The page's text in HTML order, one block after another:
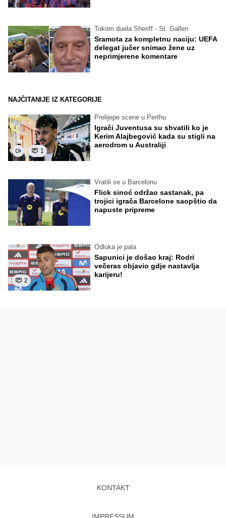
Tokom duela Sheriff - St. Gallen
Sramota za kompletnu naciju: UEFA
delegat jučer snimao žene uz
neprimjerene komentare
NAJČITANIJE IZ KATEGORIJE
1
Prelijepe scene u Perthu
Igrači Juventusa su shvatili ko je
Kerim Alajbegović kada su stigli na
aerodrom u Australiji
Vratili se u Barcelonu
Flick sinoć održao sastanak, pa
trojici igrača Barcelone saopštio da
napuste pripreme
2
Odluka je pala
Sapunici je došao kraj: Rodri
večeras objavio gdje nastavlja
karijeru!
KONTAKT
IMPRESSUM